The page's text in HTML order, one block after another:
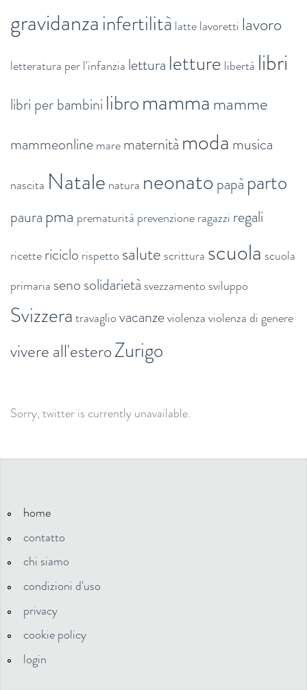
gravidanzainfertilità lattelavoretti lavoro
letteratura per l'infanzia lettura letture libertà libri
libri per bambini libromamma mamme
mammeonlinemarematernità moda musica
nascita Natale natura neonatopapà parto
paura pma prematurità prevenzioneragazzi regali
ricettericiclo rispetto salute scrittura scuola scuola
primaria senosolidarietà svezzamento sviluppo
Svizzeratravagliovacanzeviolenzaviolenza di genere
vivere all'esteroZurigo
Sorry, twitter is currently unavailable.
home
contatto
chi siamo
condizioni d'uso
privacy
cookie policy
login